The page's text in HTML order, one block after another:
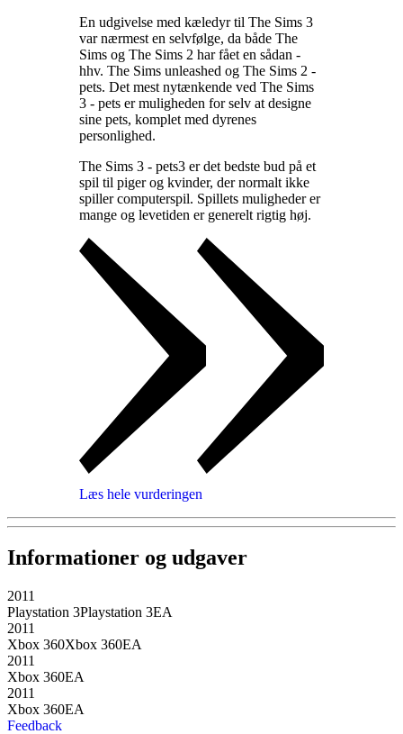
En udgivelse med kæledyr til The Sims 3
var nærmest en selvfølge, da både The
Sims og The Sims 2 har fået en sådan -
hhv. The Sims unleashed og The Sims 2 -
pets. Det mest nytænkende ved The Sims
3 - pets er muligheden for selv at designe
sine pets, komplet med dyrenes
personlighed.
The Sims 3 - pets3 er det bedste bud på et
spil til piger og kvinder, der normalt ikke
spiller computerspil. Spillets muligheder er
mange og levetiden er generelt rigtig høj.
Læs hele vurderingen
Informationer og udgaver
2011
Playstation 3Playstation 3EA
2011
Xbox 360Xbox 360EA
2011
Xbox 360EA
2011
Xbox 360EA
Feedback